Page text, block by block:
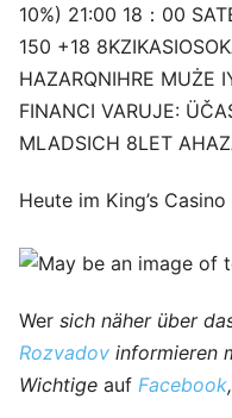
Heute im King’s Casino
Wer sich näher über
Rozvadov informieren
Wichtige auf Facebook,